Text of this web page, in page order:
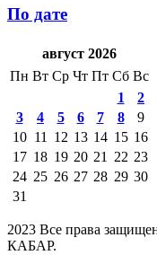
По дате
август 2026
Пн Вт Ср Чт Пт Сб Вс
1
2
3
4 5 6 7 8
9
10 11 12 13 14 15 16
17 18 19 20 21 22 23
24 25 26 27 28 29 30
31
2023 Все права
КАБАР.